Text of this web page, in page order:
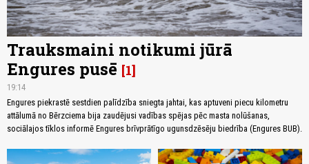
Trauksmaini notikumi jūrā
Engures pusē 1
19:14
Engures piekrastē sestdien palīdzība sniegta jahtai, kas aptuveni piecu kilometru
attālumā no Bērzciema bija zaudējusi vadības spējas pēc masta nolūšanas,
sociālajos tīklos informē Engures brīvprātīgo ugunsdzēsēju biedrība (Engures BUB).